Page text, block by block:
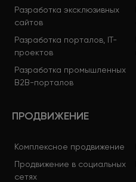
Разработка эксклюзивных
сайтов
Разработка порталов, IT-
проектов
Разработка промышленных
B2B-порталов
ПРОДВИЖЕНИЕ
Комплексное продвижение
Продвижение в социальных
сетях